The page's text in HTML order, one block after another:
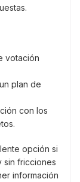
votación
plan de
con los
opción si
sin fricciones
información